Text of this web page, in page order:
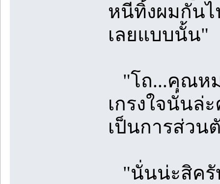
หนีทิ้งผมกันไ
เลยแบบนั้น"
"โถ...คุณหม
เกรงใจนั่นล่
เป็นการส่วน
"นั่นน่ะสิครั